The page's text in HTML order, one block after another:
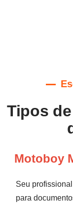
Tipos
Motoboy
Seu
para